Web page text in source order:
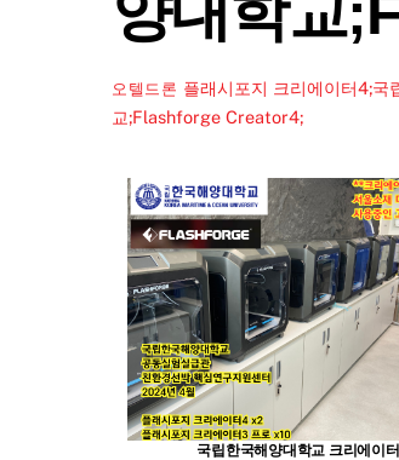
오텔드론 플래시포지 크리에이터4;
교;Flashforge Creator4;
국립한국해양대학교 크리에이